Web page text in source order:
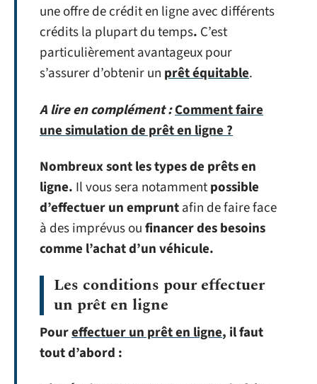
une offre de crédit en ligne avec différents
crédits la plupart du temps. C’est
particulièrement avantageux pour
s’assurer d’obtenir un prêt équitable.
A lire en complément :Comment faire
une simulation de prêt en ligne ?
Nombreux sont les types de prêts en
ligne. Il vous sera notammentpossible
d’effectuer un empruntafin de faire face
à des imprévus oufinancer des besoins
comme l’achat d’un véhicule.
Les conditions pour effectuer
un prêt en ligne
Poureffectuer un prêt en ligne, il faut
tout d’abord :